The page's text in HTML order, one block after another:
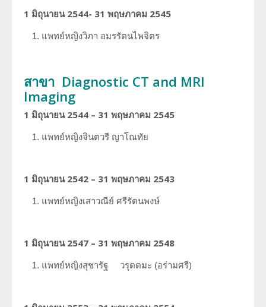
1 มิถุนายน 2544- 31 พฤษภาคม 2545
แพทย์หญิงวิภา อมรรัตนไพจิตร
สาขา Diagnostic CT and MRI
Imaging
1 มิถุนายน 2544 – 31 พฤษภาคม 2545
แพทย์หญิงจินตวรี ญาโณทัย
1 มิถุนายน 2542 – 31 พฤษภาคม 2543
แพทย์หญิงเสาวณีย์ ศรีรัตนพงษ์
1 มิถุนายน 2547 – 31 พฤษภาคม 2548
แพทย์หญิงสุชารัฐ วรุตตมะ (อร่ามศรี)